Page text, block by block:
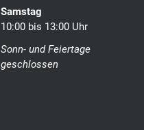
Samstag
10:00 bis 13:00 Uhr
Sonn- und Feiertage
geschlossen